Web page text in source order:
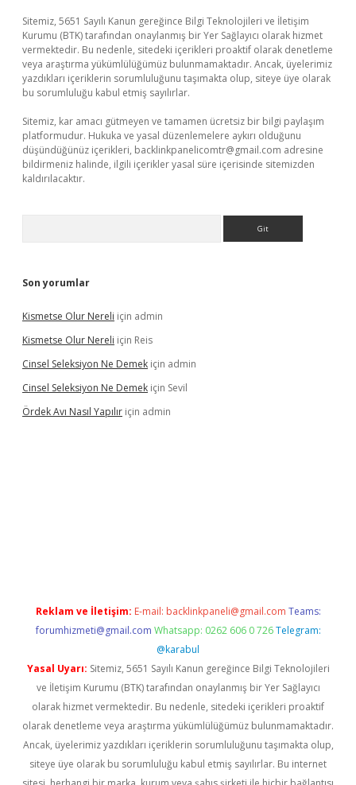
Sitemiz, 5651 Sayılı Kanun gereğince Bilgi Teknolojileri ve İletişim
Kurumu (BTK) tarafından onaylanmış bir Yer Sağlayıcı olarak hizmet
vermektedir. Bu nedenle, sitedeki içerikleri proaktif olarak denetleme
veya araştırma yükümlülüğümüz bulunmamaktadır. Ancak, üyelerimiz
yazdıkları içeriklerin sorumluluğunu taşımakta olup, siteye üye olarak
bu sorumluluğu kabul etmiş sayılırlar.
Sitemiz, kar amacı gütmeyen ve tamamen ücretsiz bir bilgi paylaşım
platformudur. Hukuka ve yasal düzenlemelere aykırı olduğunu
düşündüğünüz içerikleri, backlinkpanelicomtr@gmail.com adresine
bildirmeniz halinde, ilgili içerikler yasal süre içerisinde sitemizden
kaldırılacaktır.
Son yorumlar
Kismetse Olur Nereli için admin
Kismetse Olur Nereli için Reis
Cinsel Seleksiyon Ne Demek için admin
Cinsel Seleksiyon Ne Demek için Sevil
Ördek Avı Nasıl Yapılır için admin
Reklam ve İletişim: E-mail: backlinkpaneli@gmail.com Teams:
forumhizmeti@gmail.com Whatsapp: 0262 606 0 726 Telegram:
@karabul
Yasal Uyarı: Sitemiz, 5651 Sayılı Kanun gereğince Bilgi Teknolojileri
ve İletişim Kurumu (BTK) tarafından onaylanmış bir Yer Sağlayıcı
olarak hizmet vermektedir. Bu nedenle, sitedeki içerikleri proaktif
olarak denetleme veya araştırma yükümlülüğümüz bulunmamaktadır.
Ancak, üyelerimiz yazdıkları içeriklerin sorumluluğunu taşımakta olup,
siteye üye olarak bu sorumluluğu kabul etmiş sayılırlar. Bu internet